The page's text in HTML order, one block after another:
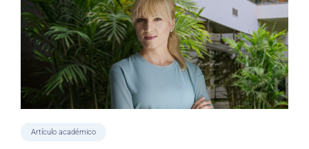
Artículo académico